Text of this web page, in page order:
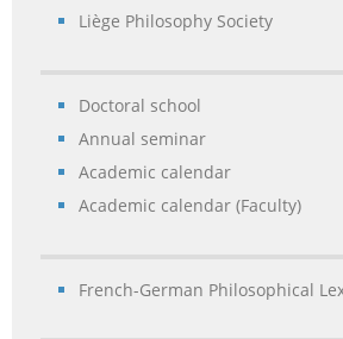
Liège Philosophy Society
Doctoral school
Annual seminar
Academic calendar
Academic calendar (Faculty)
French-German Philosophical